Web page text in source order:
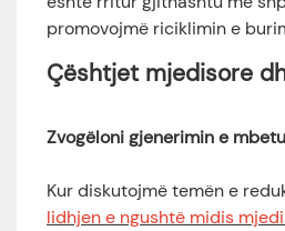
promovojmë riciklimin e
Çështjet mjedisore
Zvogëloni gjenerimin e
Kur diskutojmë temën e
lidhjen e ngushtë midis